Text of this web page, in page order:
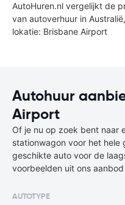
AutoHuren.nl vergelijkt de
van autoverhuur in
lokatie: Brisbane Airport
Autohuur
Airport
Of je nu op zoek bent naar
stationwagon voor het hele
geschikte auto voor de
voorbeelden uit ons
AUTOTYPE